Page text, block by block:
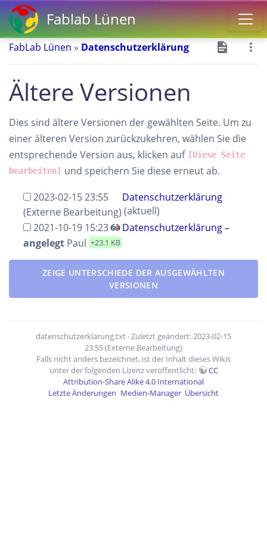
Fablab Lünen
FabLab Lünen » Datenschutzerklärung
Ältere Versionen
Dies sind ältere Versionen der gewählten Seite. Um zu
einer älteren Version zurückzukehren, wählen Sie die
entsprechende Version aus, klicken auf
[Diese Seite
bearbeiten]
und speichern Sie diese erneut ab.
2023-02-15 23:55
Datenschutzerklärung
(Externe Bearbeitung) (aktuell)
2021-10-19 15:23
Datenschutzerklärung–
angelegt Paul +23.1 KB
ZEIGE UNTERSCHIEDE DER AUSGEWÄHLTEN
VERSIONEN
datenschutzerklarung.txt · Zuletzt geändert: 2023-02-15
23:55 (Externe Bearbeitung)
Falls nicht anders bezeichnet, ist der Inhalt dieses Wikis
unter der folgenden Lizenz veröffentlicht:
CC
Attribution-Share Alike 4.0 International
Letzte Änderungen Medien-Manager Übersicht